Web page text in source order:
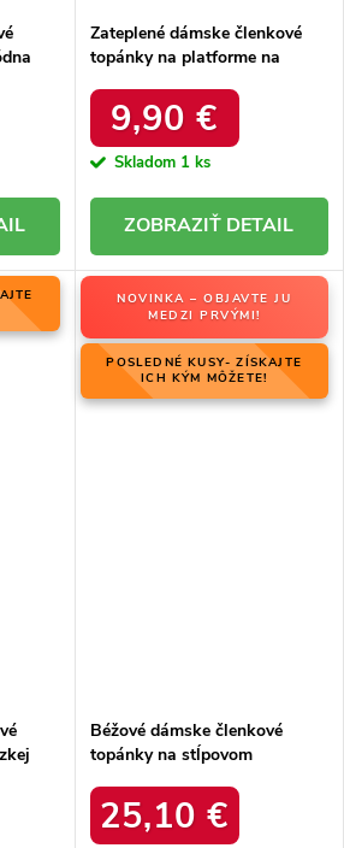
Zateplené dámske členkové
topánky na platforme na
LQ-26 Khaki
9,90 €
Skladom 1 ks
DETAIL
NOVINKA – OBJAVTE JU
MEDZI PRVÝMI!
POSLEDNÉ KUSY- ZÍSKAJTE
ICH KÝM MÔŽETE!
Béžové dámske členkové
topánky na stĺpovom
produktu MS2052 KHAKI
25,10 €